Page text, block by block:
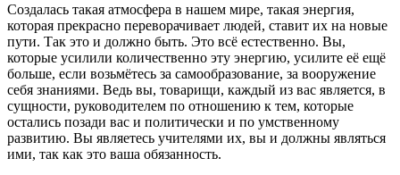
Создалась такая атмосфера в нашем мире, такая энергия,
которая прекрасно переворачивает людей, ставит их на новые
пути. Так это и должно быть. Это всё естественно. Вы,
которые усилили количественно эту энергию, усилите её ещё
больше, если возьмётесь за самообразование, за вооружение
себя знаниями. Ведь вы, товарищи, каждый из вас является, в
сущности, руководителем по отношению к тем, которые
остались позади вас и политически и по умственному
развитию. Вы являетесь учителями их, вы и должны являться
ими, так как это ваша обязанность.